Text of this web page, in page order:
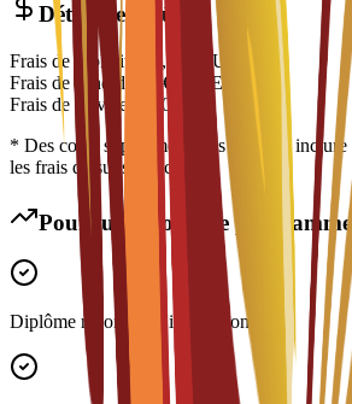
Détail des coûts
Frais de scolarité 7,500
EUR
Frais de candidature €
EUR
Frais de service
150
EUR
* Des coûts supplémentaires peuvent
les frais de subsistance
Pourquoi choisir ce
Diplôme reconnu à l'international